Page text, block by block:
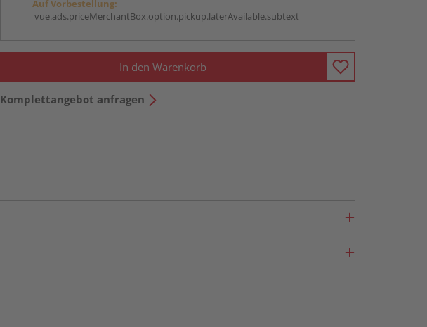
Auf Vorbestellung:
vue.ads.priceMerchantBox.option.pickup.laterAvailable.subtext
In den Warenkorb
Komplettangebot anfragen